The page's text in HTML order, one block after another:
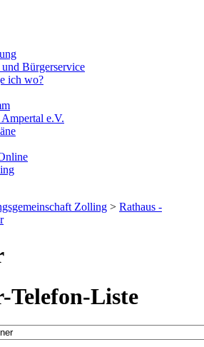
Bürgerservice
ich wo?
e.V.
Zolling > Rathaus -
Liste